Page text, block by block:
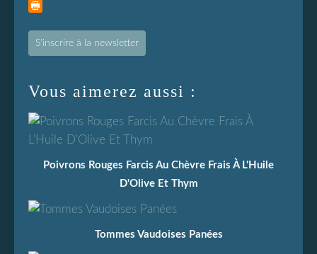
S'inscrire à la newsletter
Vous aimerez aussi :
Poivrons Rouges Farcis Au Chèvre Frais À L'Huile
D'Olive Et Thym
Tommes Vaudoises Panées